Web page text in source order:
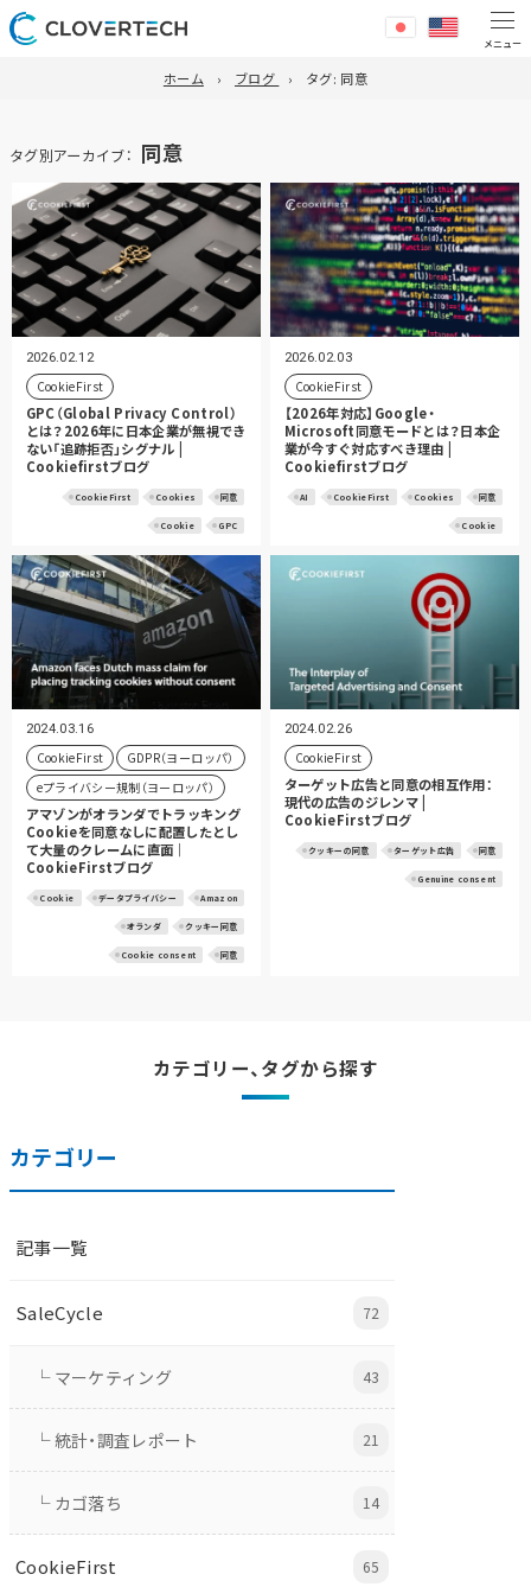
ホーム ブログ タグ: 同意
タグ別アーカイブ： 同意
2026.02.12
CookieFirst
GPC（Global Privacy Control）
とは？2026年に日本企業が無視でき
ない「追跡拒否」シグナル |
Cookiefirstブログ
CookieFirst Cookies 同意
Cookie GPC
2026.02.03
CookieFirst
【2026年対応】Google・
Microsoft同意モードとは？日本企
業が今すぐ対応すべき理由 |
Cookiefirstブログ
AI CookieFirst Cookies 同意
Cookie
2024.03.16
CookieFirst
GDPR（ヨーロッパ）
eプライバシー規制（ヨーロッパ）
アマゾンがオランダでトラッキング
Cookieを同意なしに配置したとし
て大量のクレームに直面｜
CookieFirstブログ
Cookie データプライバシー Amazon
オランダ クッキー同意
Cookie consent 同意
2024.02.26
CookieFirst
ターゲット広告と同意の相互作用：
現代の広告のジレンマ |
CookieFirstブログ
クッキーの同意 ターゲット広告 同意
Genuine consent
カテゴリー、タグから探す
カテゴリー
記事一覧
SaleCycle 72
└ マーケティング 43
└ 統計・調査レポート 21
└ カゴ落ち 14
CookieFirst 65